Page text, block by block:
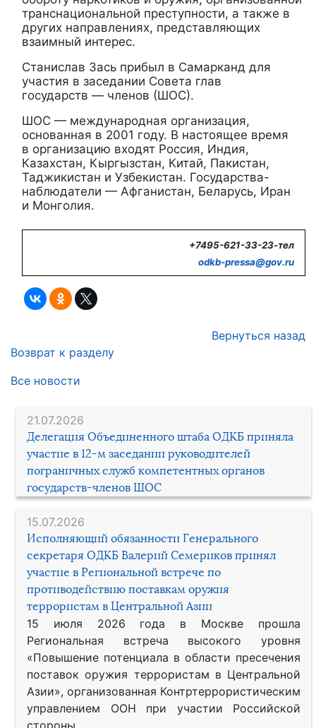
21.07.2026
Делегация Объединенного штаба ОДКБ приняла
участие в 12-м заседании руководителей
пограничных служб компетентных органов
государств-членов ШОС
15.07.2026
Исполняющий обязанности Генерального
секретаря ОДКБ Валерий Семериков принял
участие в Региональной встрече по
противодействию поставкам оружия
террористам в Центральной Азии
15 июля 2026 года в Москве прошла
Региональная встреча высокого уровня
«Повышение потенциала в области пресечения
поставок оружия террористам в Центральной
Азии», организованная Контртеррористическим
управлением ООН при участии Российской
стороны.
транснациональной преступности, а также в
других направлениях, представляющих
взаимный интерес.
Станислав Зась прибыл в Самарканд для
участия в заседании Совета глав
государств — членов (ШОС).
ШОС — международная организация,
основанная в 2001 году. В настоящее время
в организацию входят Россия, Индия,
Казахстан, Кыргызстан, Китай, Пакистан,
Таджикистан и Узбекистан. Государства-
наблюдатели — Афганистан, Беларусь, Иран
и Монголия.
+7495-621-33-23-тел
odkb-pressa@gov.ru
Вернуться назад
Возврат к разделу
Все новости